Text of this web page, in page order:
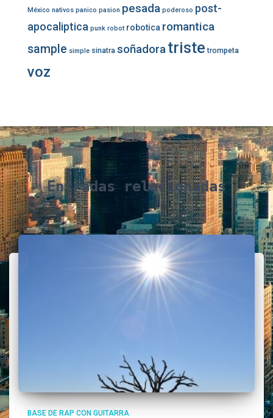
México nativos panico pasion pesada poderoso post-
apocaliptica punk robot robotica romantica
sample simple sinatra soñadoratriste trompeta
voz
Entradas relacionadas
BASE DE RAP CON GUITARRA